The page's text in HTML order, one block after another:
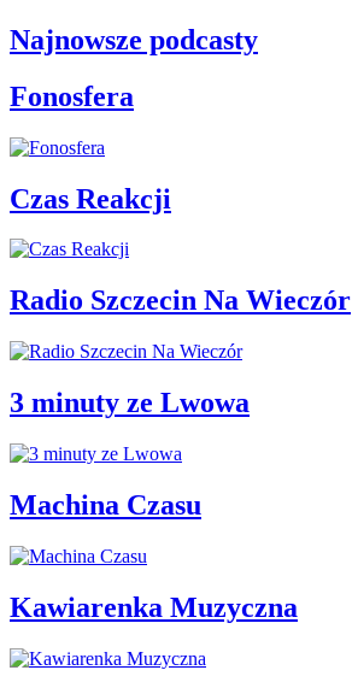
Najnowsze podcasty
Fonosfera
Czas Reakcji
Radio Szczecin Na Wieczór
3 minuty ze Lwowa
Machina Czasu
Kawiarenka Muzyczna